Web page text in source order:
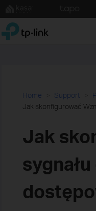
TP-Link, Reliably Smart
Home Support
Jak skonfigurować
Jak